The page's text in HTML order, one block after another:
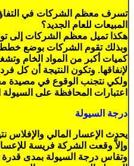
تسرف معظم الشركات في التفاؤل
المبيعات للعام الجديد؟
هكذا تميل معظم الشركات إلى
وبذلك تقوم الشركات بوضع خطط
كميات أكبر من المواد الخام
لإنفاقها. وتكون النتيجة أن كل
ولكي نتجنب الوقوع في مصيدة
اعتبارات المحافظة على السيولة
درجة السيولة
يحدث الإعسار المالي والإفلاس
وإلاَّ وقعت الشركة فريسة
وتقاس درجة السيولة بمدى قدرة